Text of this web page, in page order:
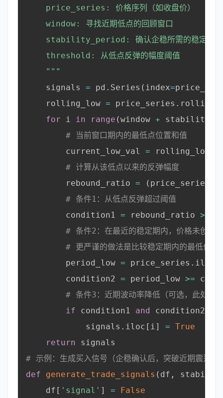
    price_series: 价格序列（如收盘价）
    window: 寻找近期低点的回顾窗口
stability_period: 确认企稳所需的稳定期
    threshold: 从低点反弹的幅度阈值
    """
    signals
= pd . Series ( index=
    rolling_low
= price_series . rolling
for i in range (window +
# 当前窗口期内的最低点位置和值
        current_low_val
= rolling_low
# 计算从该低点以来的反弹幅度
        rebound_ratio
= ( price_series
# 条件1：从低点反弹超过阈值
        condition1
= rebound_ratio >
# 条件2：在最近的稳定期内，价格未创出
# 更严谨的做法是比较稳定期内的最低价与
        period_low
= price_series . iloc
        condition2
= period_low >=
# 条件3：近期波动率降低（可选，此处省
if condition1 and condition2
            signals
. iloc [ i] = True
return signals
# 示例：生成买入信号（企稳确认后，突破近期震荡高
def
generate_trade_signals ( df ,
    df
[ 'signal' ] =
False